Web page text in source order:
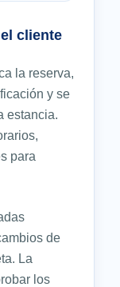
cliente
la reserva,
y se
estancia.
para
de
La
los